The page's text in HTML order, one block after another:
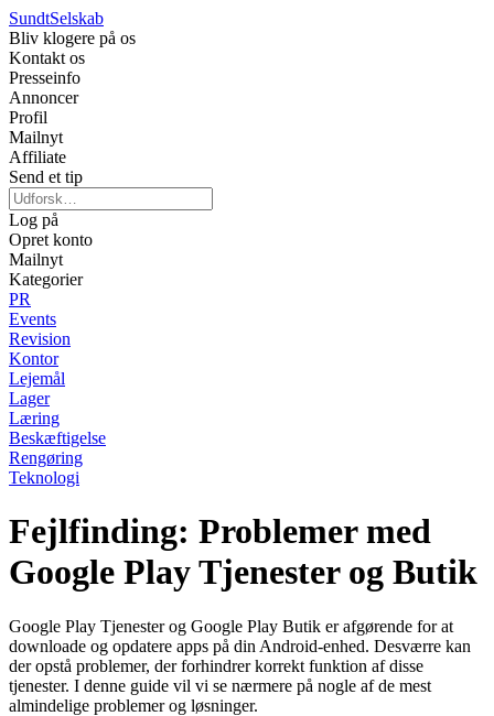
SundtSelskab
Bliv klogere på os
Kontakt os
Presseinfo
Annoncer
Profil
Mailnyt
Affiliate
Send et tip
Log på
Opret konto
Mailnyt
Kategorier
PR
Events
Revision
Kontor
Lejemål
Lager
Læring
Beskæftigelse
Rengøring
Teknologi
Fejlfinding: Problemer med
Google Play Tjenester og Butik
Google Play Tjenester og Google Play Butik er afgørende for at
downloade og opdatere apps på din Android-enhed. Desværre kan
der opstå problemer, der forhindrer korrekt funktion af disse
tjenester. I denne guide vil vi se nærmere på nogle af de mest
almindelige problemer og løsninger.